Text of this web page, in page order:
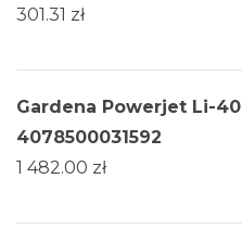
301.31 zł
Gardena Powerjet Li-40
4078500031592
1 482.00 zł